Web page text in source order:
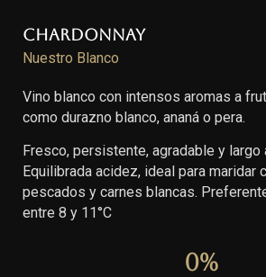
Chardonnay
Nuestro Blanco
Vino blanco con intensos aromas a
como durazno blanco, ananá o pera.
Fresco, persistente, agradable y largo
Equilibrada acidez, ideal para maridar
pescados y carnes blancas.
entre 8 y 11°C
0%